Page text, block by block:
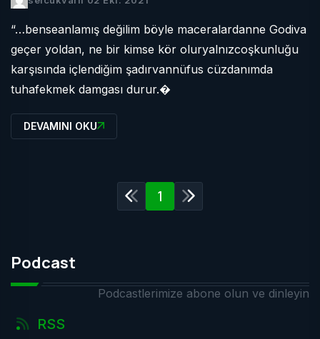
“…benseanlamış değilim böyle maceralardanne Godiva
geçer yoldan, ne bir kimse kör oluryalnızcoşkunluğu
karşısında içlendiğim şadırvannüfus cüzdanımda
tuhafekmek damgası durur.�
DEVAMINI OKU
1
Podcast
Podcastlerimize abone olun ve dinleyin
RSS